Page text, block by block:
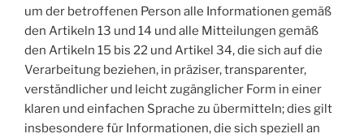
um der betroffenen Person alle Informationen gemäß
den Artikeln 13 und 14 und alle Mitteilungen gemäß
den Artikeln 15 bis 22 und Artikel 34, die sich auf die
Verarbeitung beziehen, in präziser, transparenter,
verständlicher und leicht zugänglicher Form in einer
klaren und einfachen Sprache zu übermitteln; dies gilt
insbesondere für Informationen, die sich speziell an